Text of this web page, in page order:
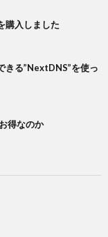
購入しました
きる”NextDNS”を使っ
得なのか